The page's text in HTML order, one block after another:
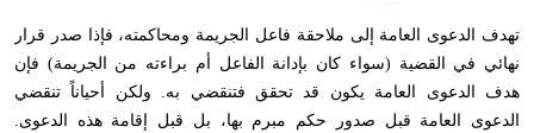
تهدف الدعوى العامة إلى ملاحقة فاعل الجريمة ومحاكمته، فإذا صدر قرار
نهائي في القضية (سواء كان بإدانة الفاعل أم براءته من الجريمة) فإن
هدف الدعوى العامة يكون قد تحقق فتنقضي به. ولكن أحياناً تنقضي
الدعوى العامة قبل صدور حكم مبرم بها، بل قبل إقامة هذه الدعوى.